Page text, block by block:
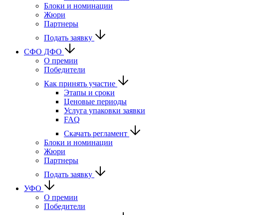
Блоки и номинации
Жюри
Партнеры
Подать заявку
CФО ДФО
О премии
Победители
Как принять участие
Этапы и сроки
Ценовые периоды
Услуга упаковки заявки
FAQ
Скачать регламент
Блоки и номинации
Жюри
Партнеры
Подать заявку
УФО
О премии
Победители